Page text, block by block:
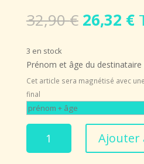
32,90€ Le
prix
était :
32,90 €.
26,32 €
3 en stock
Prénom et âge du destinataire
Cet article sera magnétisé avec
final
Ajouter